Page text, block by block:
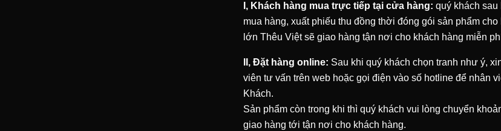
I, Khách hàng mua trực tiếp tại cửa hàng: quý khách sau
mua hàng, xuất phiếu thu đồng thời đóng gói sản phẩm
lớn Thêu Việtsẽ giao hàng tận nơi cho khách hàng miễn
II, Đặt hàng online: Sau khi quý khách chọn tranh như ý,
viên tư vấn trên web hoặc gọi điện vào số hotline để nhân
Khách.
Sản phẩm còn trong khi thì quý khách vui lòng chuyển
giao hàng tới tận nơi cho khách hàng.